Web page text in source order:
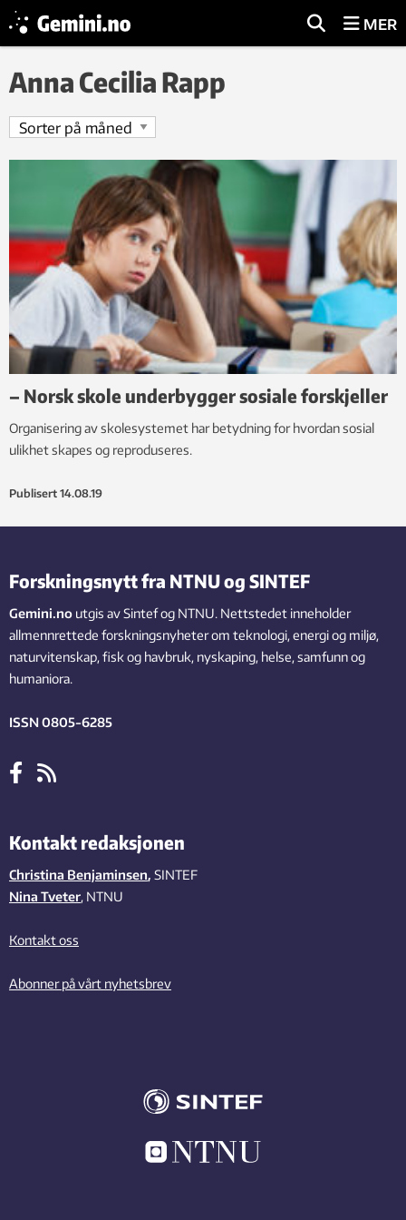
MER
Anna Cecilia Rapp
– Norsk skole underbygger sosiale forskjeller
Organisering av skolesystemet har betydning for hvordan sosial
ulikhet skapes og reproduseres.
Publisert 14.08.19
Forskningsnytt fra NTNU og SINTEF
Gemini.no utgis av Sintef og NTNU. Nettstedet inneholder
allmennrettede forskningsnyheter om teknologi, energi og miljø,
naturvitenskap, fisk og havbruk, nyskaping, helse, samfunn og
humaniora.
ISSN 0805-6285
Kontakt redaksjonen
Christina Benjaminsen, SINTEF
Nina Tveter, NTNU
Kontakt oss
Abonner på vårt nyhetsbrev